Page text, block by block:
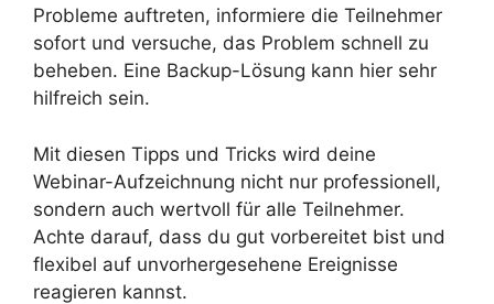
Probleme auftreten, informiere die Teilnehmer
sofort und versuche, das Problem schnell zu
beheben. Eine Backup-Lösung kann hier sehr
hilfreich sein.
Mit diesen Tipps und Tricks wird deine
Webinar-Aufzeichnung nicht nur professionell,
sondern auch wertvoll für alle Teilnehmer.
Achte darauf, dass du gut vorbereitet bist und
flexibel auf unvorhergesehene Ereignisse
reagieren kannst.